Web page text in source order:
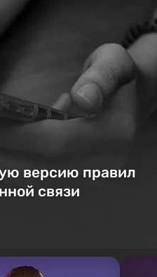
версию правил
связи